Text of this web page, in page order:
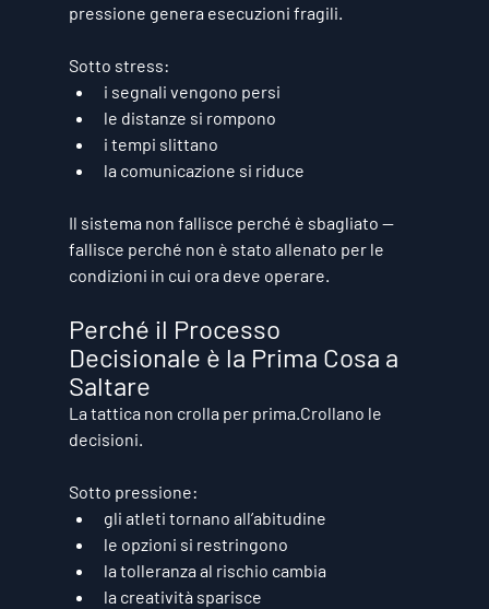
pressione genera esecuzioni fragili
Sotto stress:
i segnali vengono persi
le distanze si rompono
i tempi slittano
la comunicazione si riduce
Il sistema non fallisce perché è sbagliato —
fallisce perché non è stato allenato per le
condizioni in cui ora deve operare.
Perché il Processo
Decisionale è la Prima Cosa a
Saltare
La tattica non crolla per prima.Crollano le
decisioni.
Sotto pressione:
gli atleti tornano all’abitudine
le opzioni si restringono
la tolleranza al rischio cambia
la creatività sparisce